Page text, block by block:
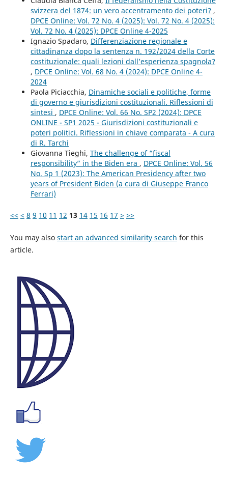
svizzera del 1874: un vero accentramento dei poteri? ,
DPCE Online: Vol. 72 No. 4 (2025): Vol. 72 No. 4 (2025):
Vol. 72 No. 4 (2025): DPCE Online 4-2025
Ignazio Spadaro, Differenziazione regionale e
cittadinanza dopo la sentenza n. 192/2024 della Corte
costituzionale: quali lezioni dall’esperienza spagnola?
, DPCE Online: Vol. 68 No. 4 (2024): DPCE Online 4-
2024
Paola Piciacchia, Dinamiche sociali e politiche, forme
di governo e giurisdizioni costituzionali. Riflessioni di
sintesi , DPCE Online: Vol. 66 No. SP2 (2024): DPCE
ONLINE - SP1 2025 - Giurisdizioni costituzionali e
poteri politici. Riflessioni in chiave comparata - A cura
di R. Tarchi
Giovanna Tieghi, The challenge of “fiscal
responsibility” in the Biden era , DPCE Online: Vol. 56
No. Sp 1 (2023): The American Presidency after two
years of President Biden (a cura di Giuseppe Franco
Ferrari)
<< < 8 9 10 11 12 13 14 15 16 17 > >>
You may also start an advanced similarity search for this
article.